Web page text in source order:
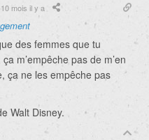
10 mois il y a
des femmes que tu
m’empêche pas de m’en
ça ne les empêche pas
Walt Disney.